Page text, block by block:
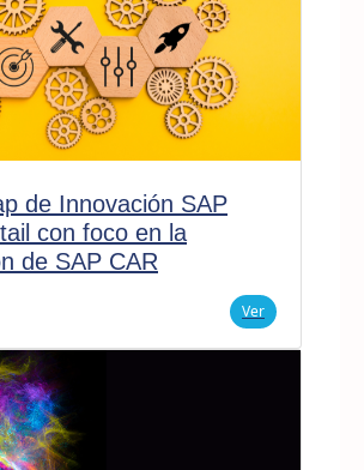
de Innovación SAP
con foco en la
de SAP CAR
Ver